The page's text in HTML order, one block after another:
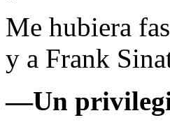
Me hubiera
y a Frank
—Un